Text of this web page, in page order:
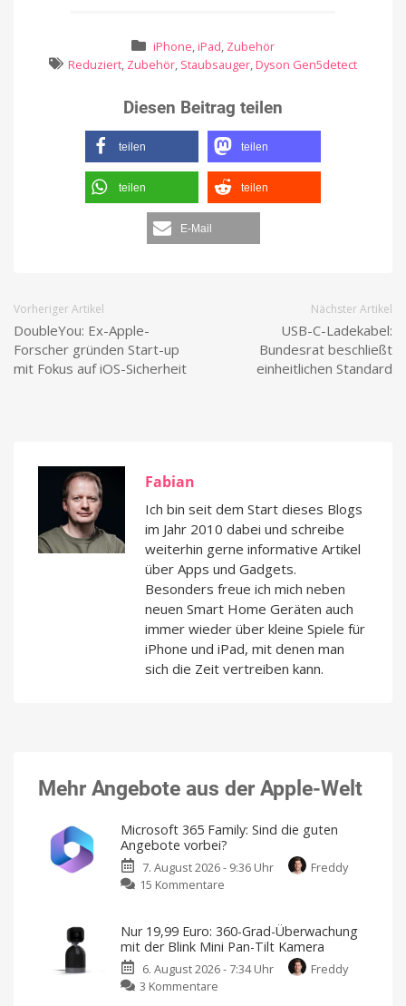
iPhone, iPad, Zubehör
Reduziert, Zubehör, Staubsauger, Dyson Gen5detect
Diesen Beitrag teilen
teilen teilen
teilen teilen
E-Mail
Vorheriger Artikel
DoubleYou: Ex-Apple-
Forscher gründen Start-up
mit Fokus auf iOS-Sicherheit
Nächster Artikel
USB-C-Ladekabel:
Bundesrat beschließt
einheitlichen Standard
Fabian
Ich bin seit dem Start dieses Blogs
im Jahr 2010 dabei und schreibe
weiterhin gerne informative Artikel
über Apps und Gadgets.
Besonders freue ich mich neben
neuen Smart Home Geräten auch
immer wieder über kleine Spiele für
iPhone und iPad, mit denen man
sich die Zeit vertreiben kann.
Mehr Angebote aus der Apple-Welt
Microsoft 365 Family: Sind die guten
Angebote vorbei?
7. August 2026 - 9:36 Uhr
Freddy
15 Kommentare
Family:
Sind
die
Nur 19,99 Euro: 360-Grad-Überwachung
mit der Blink Mini Pan-Tilt Kamera
6. August 2026 - 7:34 Uhr
Freddy
3 Kommentare